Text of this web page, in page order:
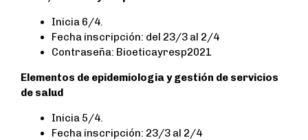
Inicia 6/4.
Fecha inscripción: del 23/3 al 2/4
Contraseña: Bioeticayresp2021
Elementos de epidemiologia y gestión de servicios
de salud
Inicia 5/4.
Fecha inscripción: 23/3 al 2/4